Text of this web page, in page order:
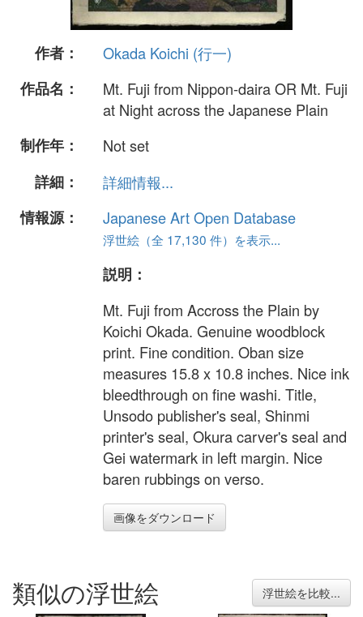
作者：
Okada Koichi (行一)
作品名：
Mt. Fuji from Nippon-daira OR Mt. Fuji
at Night across the Japanese Plain
制作年：
Not set
詳細：
詳細情報...
情報源：
Japanese Art Open Database
浮世絵（全 17,130 件）を表示...
説明：
Mt. Fuji from Accross the Plain by
Koichi Okada. Genuine woodblock
print. Fine condition. Oban size
measures 15.8 x 10.8 inches. Nice ink
bleedthrough on fine washi. Title,
Unsodo publisher's seal, Shinmi
printer's seal, Okura carver's seal and
Gei watermark in left margin. Nice
baren rubbings on verso.
画像をダウンロード
類似の浮世絵 浮世絵を比較...